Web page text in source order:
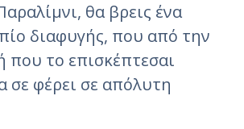
θα βρεις ένα
διαφυγής, που από την
που το επισκέπτεσαι
σε φέρει σε απόλυτη